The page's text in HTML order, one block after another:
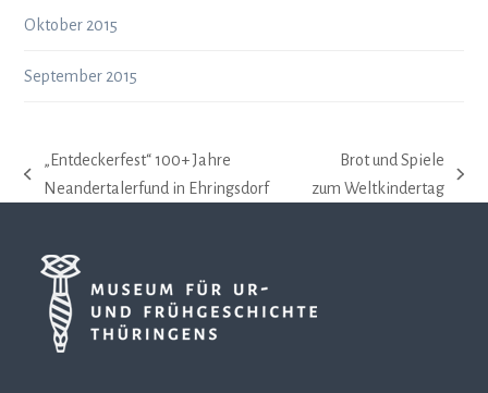
Oktober 2015
September 2015
vorheriger
„Entdeckerfest“ 100+ Jahre
Neandertalerfund in Ehringsdorf
Nächster
Brot und Spiele
zum Weltkindertag